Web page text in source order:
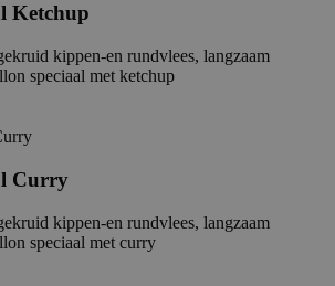
Ketchup
kippen-en rundvlees, langzaam
speciaal met ketchup
Curry
kippen-en rundvlees, langzaam
speciaal met curry